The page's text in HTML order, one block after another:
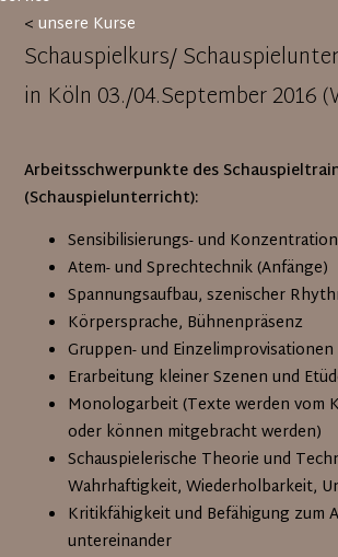
<unsere Kurse
Schauspielkurs/
in Köln 03./04.September 2016
Arbeitsschwerpunkte des
(Schauspielunterricht):
Sensibilisierungs- und
Atem- und Sprechtechnik (Anfänge)
Spannungsaufbau, szenischer
Körpersprache, Bühnenpräsenz
Gruppen- und Einzelimprovisationen
Erarbeitung kleiner Szenen und
Monologarbeit (Texte werden vom
oder können mitgebracht werden)
Schauspielerische Theorie und
Wahrhaftigkeit, Wiederholbarkeit,
Kritikfähigkeit und Befähigung zum
untereinander